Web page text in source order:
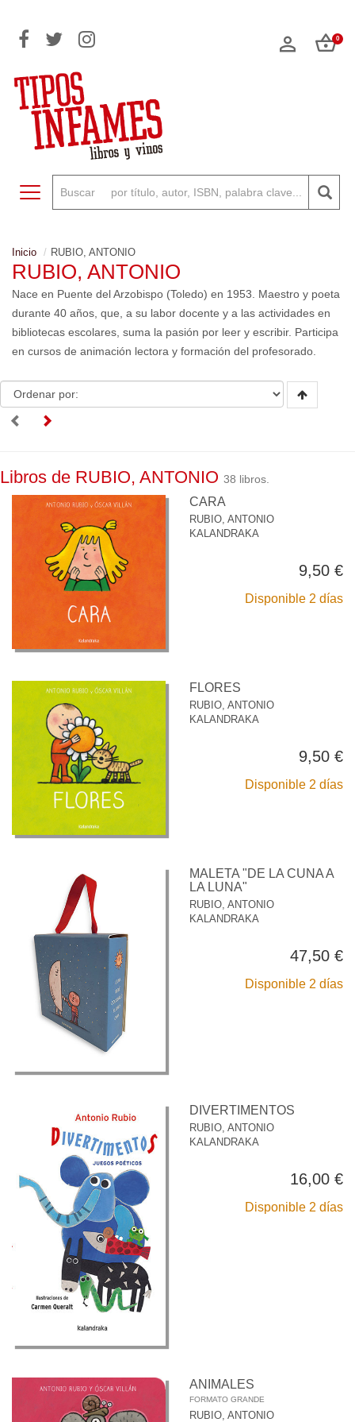
0
Toggle navigation
Inicio RUBIO, ANTONIO
RUBIO, ANTONIO
Nace en Puente del Arzobispo (Toledo) en 1953. Maestro y poeta
durante 40 años, que, a su labor docente y a las actividades en
bibliotecas escolares, suma la pasión por leer y escribir. Participa
en cursos de animación lectora y formación del profesorado.
Libros de RUBIO, ANTONIO 38 libros.
CARA
RUBIO, ANTONIO
KALANDRAKA
9,50 €
Disponible 2 días
FLORES
RUBIO, ANTONIO
KALANDRAKA
9,50 €
Disponible 2 días
MALETA "DE LA CUNA A
LA LUNA"
RUBIO, ANTONIO
KALANDRAKA
47,50 €
Disponible 2 días
DIVERTIMENTOS
RUBIO, ANTONIO
KALANDRAKA
16,00 €
Disponible 2 días
ANIMALES
FORMATO GRANDE
RUBIO, ANTONIO